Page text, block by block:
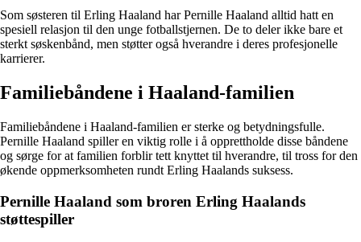
Som søsteren til Erling Haaland har Pernille Haaland alltid hatt en
spesiell relasjon til den unge fotballstjernen. De to deler ikke bare et
sterkt søskenbånd, men støtter også hverandre i deres profesjonelle
karrierer.
Familiebåndene i Haaland-familien
Familiebåndene i Haaland-familien er sterke og betydningsfulle.
Pernille Haaland spiller en viktig rolle i å opprettholde disse båndene
og sørge for at familien forblir tett knyttet til hverandre, til tross for den
økende oppmerksomheten rundt Erling Haalands suksess.
Pernille Haaland som broren Erling Haalands
støttespiller